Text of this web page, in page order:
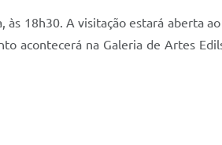
18h30. A visitação estará aberta
acontecerá na Galeria de Artes